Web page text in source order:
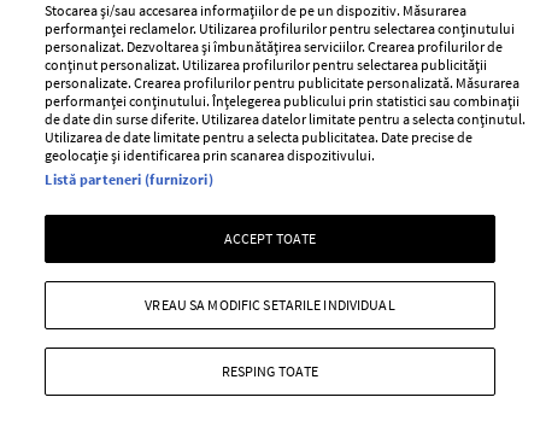
PUBLICITATE
aerul condiționat. La drum lung,
clima poate adăuga peste 200 de
lei la cost
Un vecin instruit poate salva o
Stocarea și/sau accesarea informațiilor de pe un dispozitiv. Măsurarea
performanței reclamelor. Utilizarea profilurilor pentru selectarea conținutului
personalizat. Dezvoltarea și îmbunătățirea serviciilor. Crearea profilurilor de
conținut personalizat. Utilizarea profilurilor pentru selectarea publicității
personalizate. Crearea profilurilor pentru publicitate personalizată. Măsurarea
performanței conținutului. Înțelegerea publicului prin statistici sau combinații
de date din surse diferite. Utilizarea datelor limitate pentru a selecta conținutul.
Utilizarea de date limitate pentru a selecta publicitatea. Date precise de
geolocație și identificarea prin scanarea dispozitivului.
Listă parteneri (furnizori)
ACCEPT TOATE
RESPING TOATE
VREAU SA MODIFIC SETARILE INDIVIDUAL